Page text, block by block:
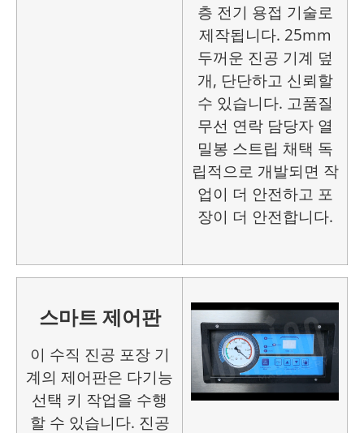
층 전기 용접 기술로
제작됩니다. 25mm
두꺼운 진공 기계 덮
개, 단단하고 신뢰할
수 있습니다. 고품질
무선 연락 담당자 열
밀봉 스트립 채택 독
립적으로 개발되면 작
업이 더 안전하고 포
장이 더 안전합니다.
스마트 제어판
이 수직 진공 포장 기
계의 제어판은 다기능
선택 키 작업을 수행
할 수 있습니다. 진공